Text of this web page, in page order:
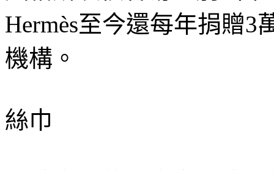
Hermès至今還每年捐贈3
機構。
絲巾